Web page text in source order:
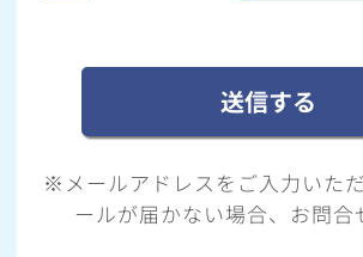
※メールアドレスをご入力いた
ールが届かない場合、お問合